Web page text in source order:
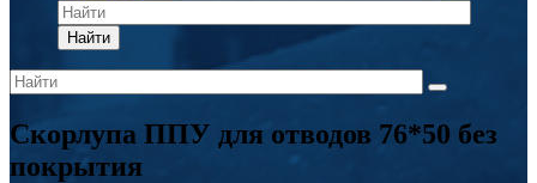
Найти
Скорлупа ППУ для отводов 76*50 без
покрытия